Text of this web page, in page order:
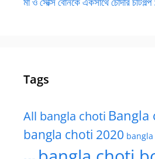
Tags
All bangla choti Bangla
bangla choti 2020